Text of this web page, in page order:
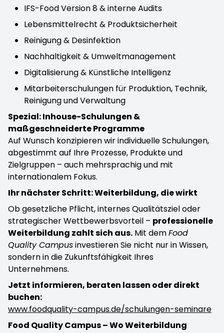
IFS-Food Version 8 & interne Audits
Lebensmittelrecht & Produktsicherheit
Reinigung & Desinfektion
Nachhaltigkeit & Umweltmanagement
Digitalisierung & Künstliche Intelligenz
Mitarbeiterschulungen für Produktion, Technik,
Reinigung und Verwaltung
Spezial: Inhouse-Schulungen &
maßgeschneiderte Programme
Auf Wunsch konzipieren wir individuelle Schulungen,
abgestimmt auf Ihre Prozesse, Produkte und
Zielgruppen – auch mehrsprachig und mit
internationalem Fokus.
Ihr nächster Schritt: Weiterbildung, die wirkt
Ob gesetzliche Pflicht, internes Qualitätsziel oder
strategischer Wettbewerbsvorteil – professionelle
Weiterbildung zahlt sich aus. Mit demFood
Quality Campusinvestieren Sie nicht nur in Wissen,
sondern in die Zukunftsfähigkeit Ihres
Unternehmens.
Jetzt informieren, beraten lassen oder direkt
buchen:
www.foodquality-campus.de/schulungen-seminare
Food Quality Campus – Wo Weiterbildung